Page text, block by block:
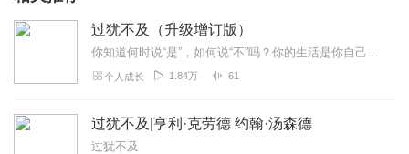
过犹不及（升级增订版）
你知道何时说“是”，如何说“不”吗？你的生活是你自己的，还是被别人操控的？想要一个平衡健全的生活，就一定要为自己设置明确的边界，只有在边界之内，我们才能保护自己...
个人成长 1.84万 61
过犹不及|亨利·克劳德 约翰·汤森德
过犹不及